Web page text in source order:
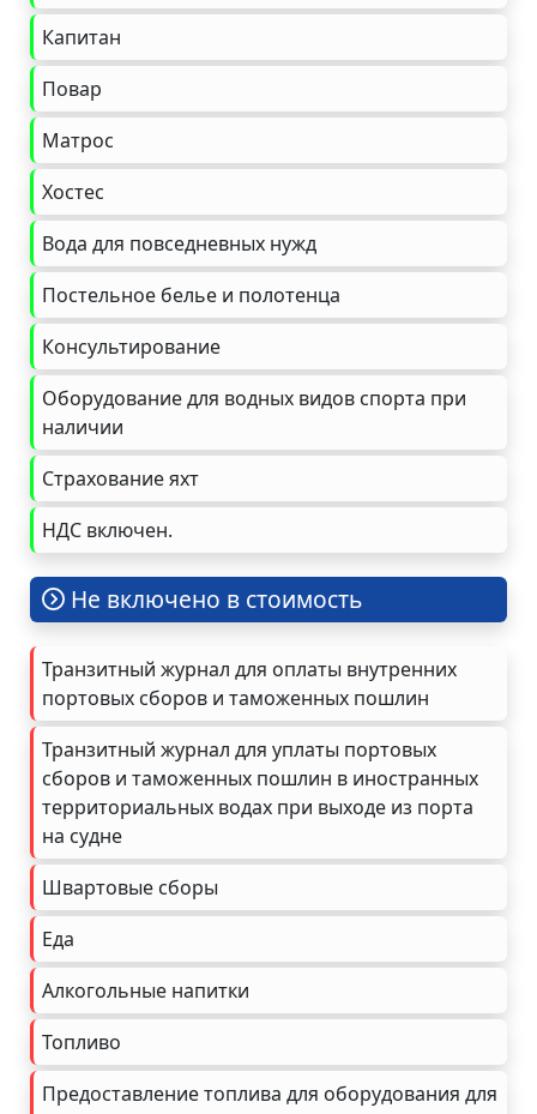
Капитан
Повар
Матрос
Хостес
Вода для повседневных нужд
Постельное белье и полотенца
Консультирование
Оборудование для водных видов спорта при
наличии
Страхование яхт
НДС включен.
Не включено в стоимость
Транзитный журнал для оплаты внутренних
портовых сборов и таможенных пошлин
Транзитный журнал для уплаты портовых
сборов и таможенных пошлин в иностранных
территориальных водах при выходе из порта
на судне
Швартовые сборы
Еда
Алкогольные напитки
Топливо
Предоставление топлива для оборудования для